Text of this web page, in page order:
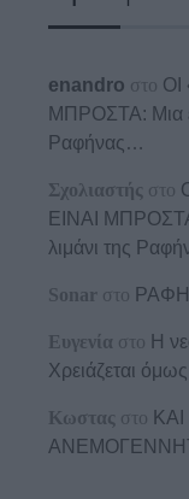
enandro στο
ΜΠΡΟΣΤΑ: Μια
Ραφήνας…
Σχολιαστής στο
ΕΙΝΑΙ
λιμάνι της
Sonar στο
Ευγενία στο Η
Χρειάζεται όμως
Κωστας στο